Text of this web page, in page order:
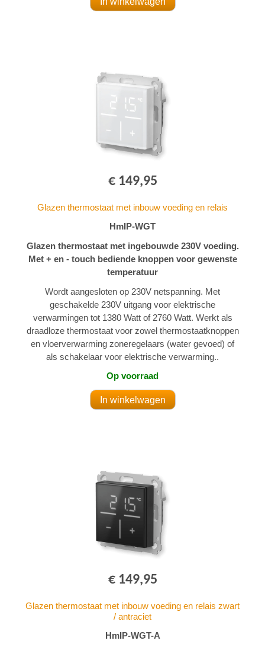
€ 149,95
Glazen thermostaat met inbouw voeding en relais
HmIP-WGT
Glazen thermostaat met ingebouwde 230V voeding.
Met + en - touch bediende knoppen voor gewenste
temperatuur
Wordt aangesloten op 230V netspanning. Met
geschakelde 230V uitgang voor elektrische
verwarmingen tot 1380 Watt of 2760 Watt. Werkt als
draadloze thermostaat voor zowel thermostaatknoppen
en vloerverwarming zoneregelaars (water gevoed) of
als schakelaar voor elektrische verwarming..
Op voorraad
€ 149,95
Glazen thermostaat met inbouw voeding en relais zwart
/ antraciet
HmIP-WGT-A